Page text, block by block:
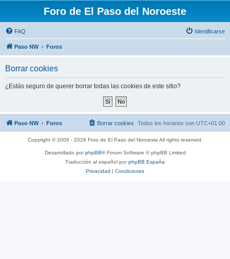
Foro de El Paso del Noroeste
FAQ Identificarse
Paso NW Foros
Borrar cookies
¿Estás seguro de querer borrar todas las cookies de este sitio?
Paso NW Foros Todos los horarios son UTC+01:00
Borrar cookies
Copyright © 2006 - 2026 Foro de El Paso del Noroeste All rights reserved.
Desarrollado porphpBB® Forum Software © phpBB Limited
Traducción al español porphpBB España
Privacidad | Condiciones